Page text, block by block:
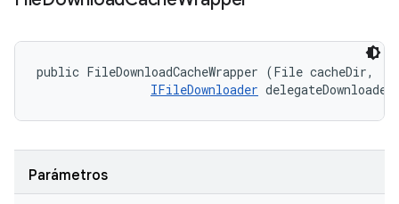
public FileDownloadCacheWrapper (File cacheDir,
IFileDownloader
Parámetros